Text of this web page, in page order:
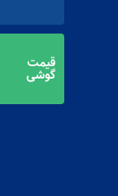
قیمت
گوشی